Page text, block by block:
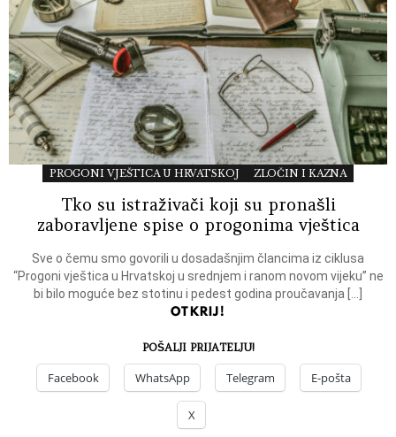
PROGONI VJEŠTICA U HRVATSKOJ ZLOČIN I KAZNA
Tko su istraživači koji su pronašli
zaboravljene spise o progonima vještica
Sve o čemu smo govorili u dosadašnjim člancima iz ciklusa
“Progoni vještica u Hrvatskoj u srednjem i ranom novom vijeku” ne
bi bilo moguće bez stotinu i pedest godina proučavanja […]
OTKRIJ!
POŠALJI PRIJATELJU!
Facebook WhatsApp Telegram E-pošta
X